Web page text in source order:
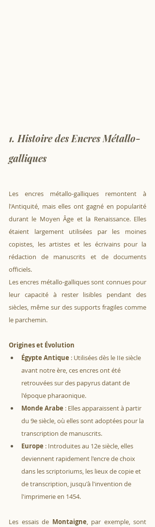
1. Histoire des Encres Métallo-
galliques
Les encres métallo-galliques remontent à
l'Antiquité, mais elles ont gagné en popularité
durant le Moyen Âge et la Renaissance. Elles
étaient largement utilisées par les moines
copistes, les artistes et les écrivains pour la
rédaction de manuscrits et de documents
officiels.
Les encres métallo-galliques sont connues pour
leur capacité à rester lisibles pendant des
siècles, même sur des supports fragiles comme
le parchemin.
Origines et Évolution
Égypte Antique : Utilisées dès le IIe siècle
avant notre ère, ces encres ont été
retrouvées sur des papyrus datant de
l'époque pharaonique.
Monde Arabe : Elles apparaissent à partir
du 9e siècle, où elles sont adoptées pour la
transcription de manuscrits.
Europe : Introduites au 12e siècle, elles
deviennent rapidement l'encre de choix
dans les scriptoriums, les lieux de copie et
de transcription, jusqu'à l'invention de
l'imprimerie en 1454.
Les essais de Montaigne, par exemple, sont